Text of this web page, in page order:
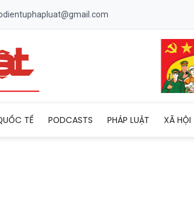
TẾ PODCASTS PHÁP LUẬT XÃ HỘI